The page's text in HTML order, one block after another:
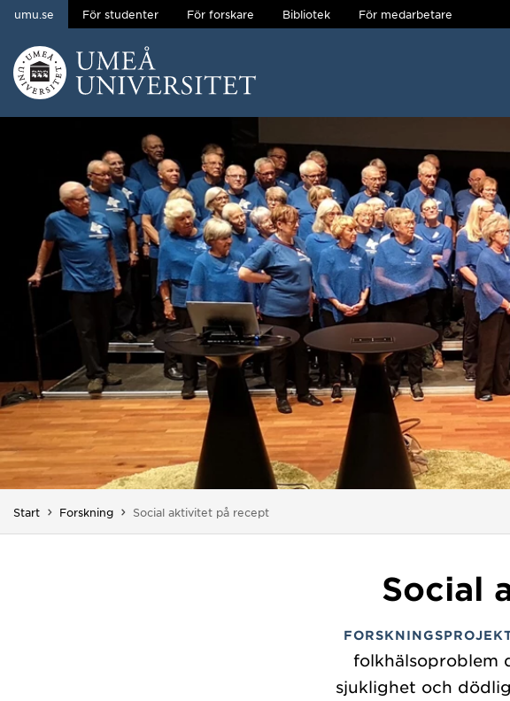
Hoppa direkt till innehållet
umu.se För studenter För forskare Bibliotek För medarbetare
Start Forskning Du är här:
Social aktivitet på recept
Social
folkhälsoproblem
sjuklighet och